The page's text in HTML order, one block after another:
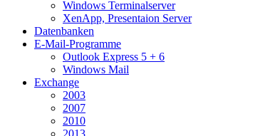
Windows Terminalserver
XenApp, Presentaion Server
Datenbanken
E-Mail-Programme
Outlook Express 5 + 6
Windows Mail
Exchange
2003
2007
2010